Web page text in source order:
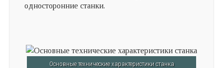
односторонние станки.
Основные технические характеристики станка